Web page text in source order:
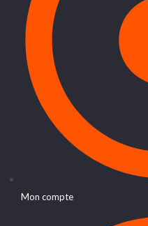
Mon compte